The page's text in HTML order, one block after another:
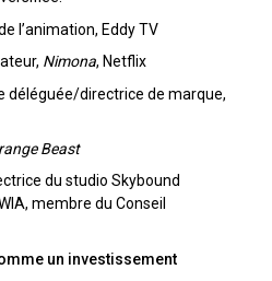
l’animation, Eddy TV
Nimona, Netflix
déléguée/directrice de marque,
Beast
du studio Skybound
membre du Conseil
un investissement